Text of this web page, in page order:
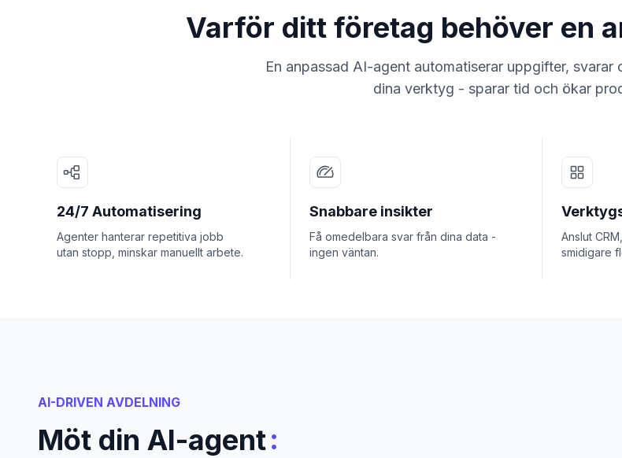
Varför ditt företag behöver en
En anpassad AI-agent automatiserar uppgifter,
dina verktyg - sparar tid och ökar
24/7 Automatisering
Agenter hanterar repetitiva jobb
utan stopp, minskar manuellt arbete.
Snabbare insikter
Få omedelbara svar från dina data -
ingen väntan.
Anslut
smidigare
AI-DRIVEN AVDELNING
Möt din AI-agent: